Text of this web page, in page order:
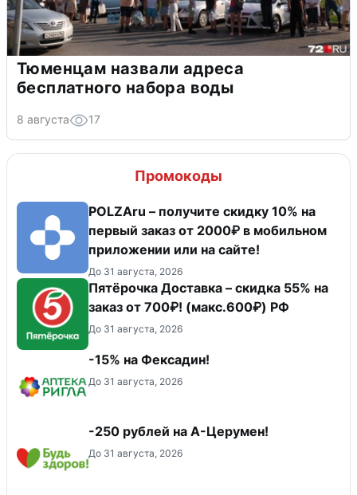
Тюменцам назвали адреса
бесплатного набора воды
8 августа 17
Промокоды
POLZAru – получите скидку 10% на
первый заказ от 2000₽ в мобильном
приложении или на сайте!
До 31 августа, 2026
Пятёрочка Доставка – скидка 55% на
заказ от 700₽! (макс.600₽) РФ
До 31 августа, 2026
-15% на Фексадин!
До 31 августа, 2026
-250 рублей на А-Церумен!
До 31 августа, 2026